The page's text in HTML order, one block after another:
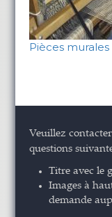
Pièces
Veuillez
questions
Titre avec le
Images à
demande